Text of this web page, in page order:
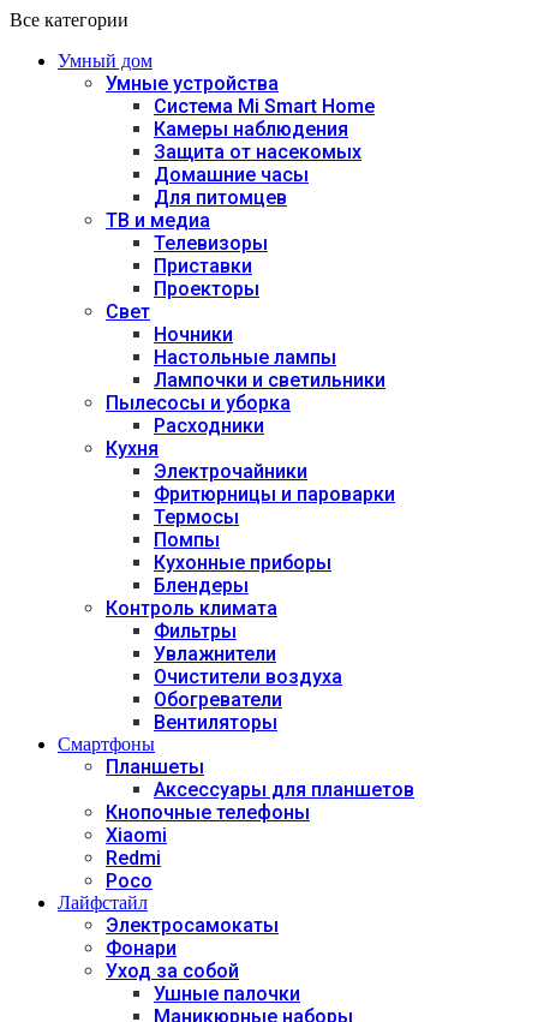
Все категории
Умный дом
Умные устройства
Система Mi Smart Home
Камеры наблюдения
Защита от насекомых
Домашние часы
Для питомцев
ТВ и медиа
Телевизоры
Приставки
Проекторы
Свет
Ночники
Настольные лампы
Лампочки и светильники
Пылесосы и уборка
Расходники
Кухня
Электрочайники
Фритюрницы и пароварки
Термосы
Помпы
Кухонные приборы
Блендеры
Контроль климата
Фильтры
Увлажнители
Очистители воздуха
Обогреватели
Вентиляторы
Смартфоны
Планшеты
Аксессуары для планшетов
Кнопочные телефоны
Xiaomi
Redmi
Poco
Лайфстайл
Электросамокаты
Фонари
Уход за собой
Ушные палочки
Маникюрные наборы